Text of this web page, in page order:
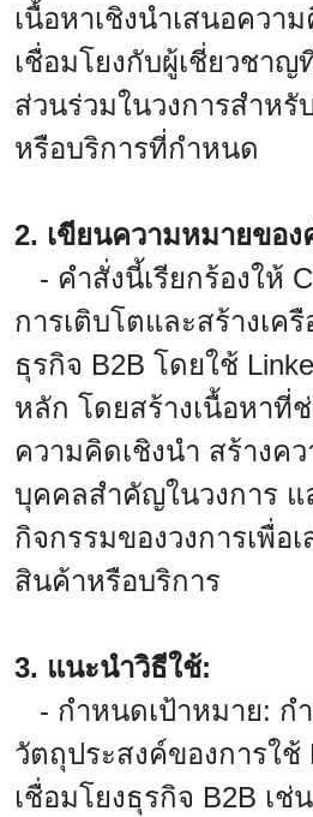
เนื้อหาเชิงนำเสนอควา
เชื่อมโยงกับผู้เชี่ยวชา
ส่วนร่วมในวงการสำห
หรือบริการที่กำหนด
2. เขียนความหมายขอ
- คำสั่งนี้เรียกร้องให้
การเติบโตและสร้างเค
ธุรกิจ B2B โดยใช้
หลัก โดยสร้างเนื้อหาที่ช่
ความคิดเชิงนำ สร้างค
บุคคลสำคัญในวงการ แ
กิจกรรมของวงการเพื่อ
สินค้าหรือบริการ
3. แนะนำวิธีใช้:
- กำหนดเป้าหมาย: ก
วัตถุประสงค์ของการใช้
เชื่อมโยงธุรกิจ B2B เช่